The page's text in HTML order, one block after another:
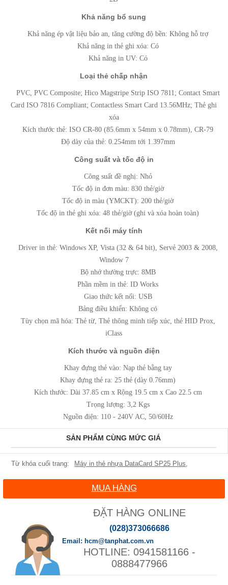
Khả năng bổ sung
Khả năng ép vật liệu bảo an, tăng cường độ bền: Không hỗ trợ
Khả năng in thẻ ghi xóa: Có
Khả năng in UV: Có
Loại thẻ chấp nhận
PVC, PVC Composite; Hico Magstripe Strip ISO 7811; Contact Smart
Card ISO 7816 Compliant; Contactless Smart Card 13.56MHz; Thẻ ghi
xóa
Kích thước thẻ: ISO CR-80 (85.6mm x 54mm x 0.78mm), CR-79
Độ dày của thẻ: 0.254mm tới 1.397mm
Công suất và tốc độ in
Công suất đề nghị: Nhỏ
Tốc độ in đơn màu: 830 thẻ/giờ
Tốc độ in màu (YMCKT): 200 thẻ/giờ
Tốc độ in thẻ ghi xóa: 48 thẻ/giờ (ghi và xóa hoàn toàn)
Kết nối máy tính
Driver in thẻ: Windows XP, Vista (32 & 64 bit), Servẻ 2003 & 2008,
Window 7
Bộ nhớ thường trực: 8MB
Phần mềm in thẻ: ID Works
Giao thức kết nối: USB
Bảng điều khiển: Không có
Tùy chọn mã hóa: Thẻ từ, Thẻ thông minh tiếp xúc, thẻ HID Prox,
iClass
Kích thước và nguồn điện
Khay đựng thẻ vào: Nạp thẻ bằng tay
Khay đựng thẻ ra: 25 thẻ (dày 0.76mm)
Kích thước: Dài 37.85 cm x Rộng 19.5 cm x Cao 22.5 cm
Trọng lượng: 3,2 Kgs
Nguồn điện: 110 - 240V AC, 50/60Hz
SẢN PHẨM CÙNG MỨC GIÁ
Máy in thẻ nhựa DataCard SP25 Plus,
MUA HÀNG
ĐẶT HÀNG ONLINE
(028)373066686
0941581166 -
0888477966
hcm@tanphat.com.vn